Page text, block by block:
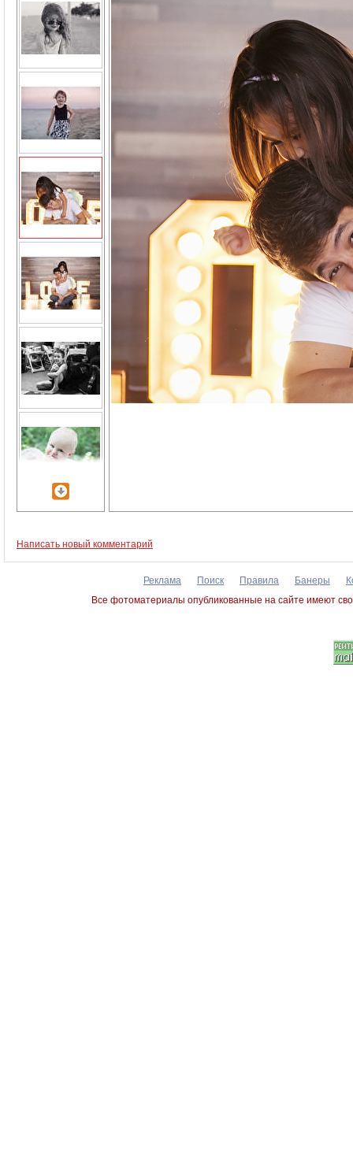
Написать новый комментарий
Реклама Поиск Правила Банеры
Все фотоматериалы опубликованные на сайте имеют